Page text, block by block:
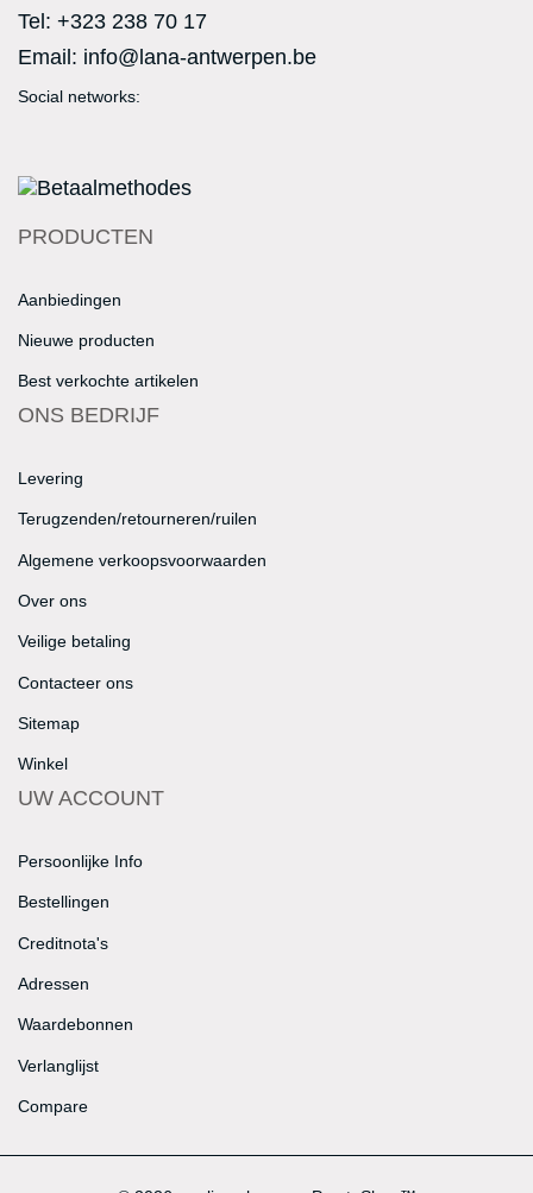
Tel: +323 238 70 17
Email: info@lana-antwerpen.be
Social networks:
PRODUCTEN
Aanbiedingen
Nieuwe producten
Best verkochte artikelen
ONS BEDRIJF
Levering
Terugzenden/retourneren/ruilen
Algemene verkoopsvoorwaarden
Over ons
Veilige betaling
Contacteer ons
Sitemap
Winkel
UW ACCOUNT
Persoonlijke Info
Bestellingen
Creditnota's
Adressen
Waardebonnen
Verlanglijst
Compare